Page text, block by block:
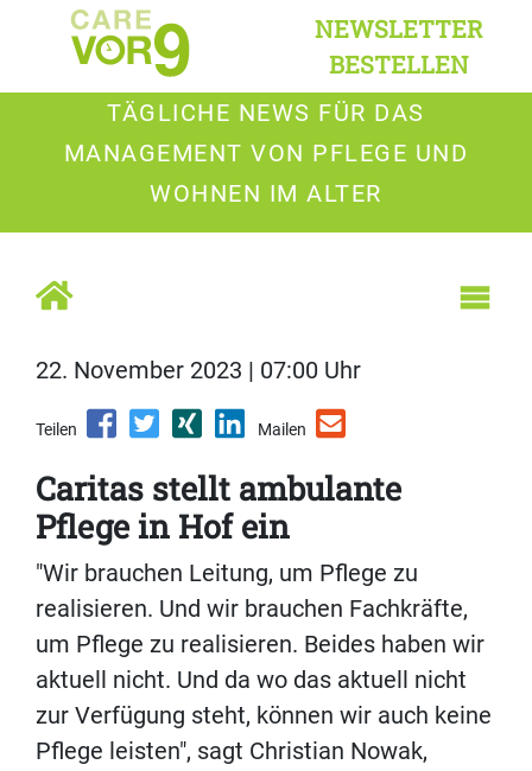
NEWSLETTER
BESTELLEN
TÄGLICHE NEWS FÜR DAS
MANAGEMENT VON PFLEGE UND
WOHNEN IM ALTER
22. November 2023 | 07:00 Uhr
Teilen Mailen
Caritas stellt ambulante
Pflege in Hof ein
"Wir brauchen Leitung, um Pflege zu
realisieren. Und wir brauchen Fachkräfte,
um Pflege zu realisieren. Beides haben wir
aktuell nicht. Und da wo das aktuell nicht
zur Verfügung steht, können wir auch keine
Pflege leisten", sagt Christian Nowak,